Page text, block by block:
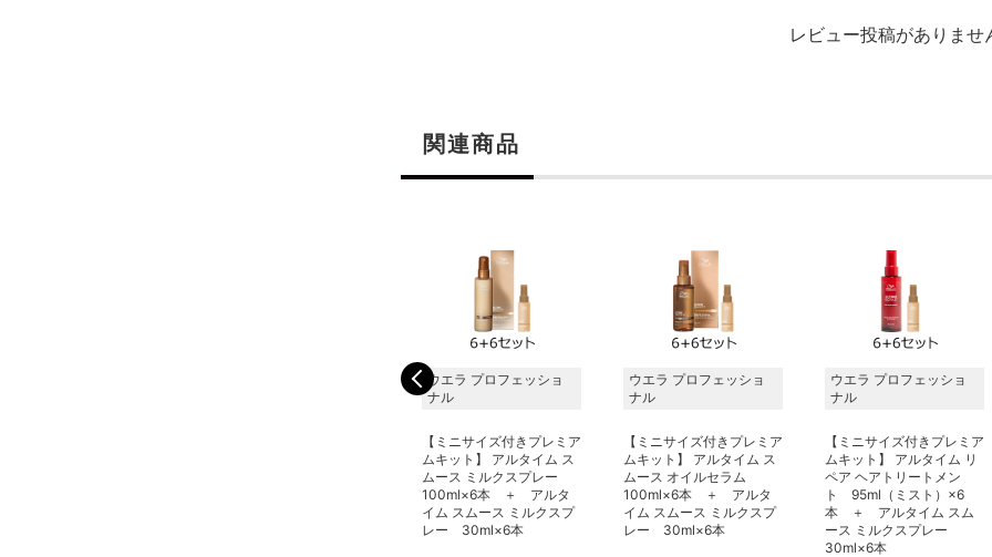
レビュー投稿がありませ
関連商品
ウエラ プロフェッショ
ナル
【ミニサイズ付きプレミア
ムキット】 アルタイム ス
ムース ミルクスプレー
100ml×6本 ＋ アルタ
イム スムース ミルクスプ
レー 30ml×6本
ウエラ プロフェッショ
ナル
【ミニサイズ付きプレミア
ムキット】 アルタイム ス
ムース オイルセラム
100ml×6本 ＋ アルタ
イム スムース ミルクスプ
レー 30ml×6本
ウエラ プロフェッショ
ナル
【ミニサイズ付きプレミア
ムキット】 アルタイム リ
ペア ヘアトリートメン
ト 95ml（ミスト）×6
本 ＋ アルタイム スム
ース ミルクスプレー
30ml×6本